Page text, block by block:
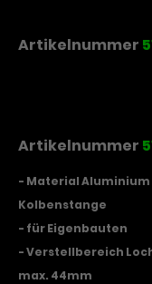
Artikelnummer
Artikelnummer
- Material
Kolbenstange
- für Eigenbauten
- Verstellbereich
max. 44mm